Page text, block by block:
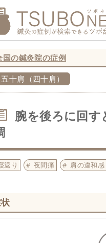
国の鍼灸院の症例
五十肩（四十肩）
腕を後ろに回
返り 夜間痛 肩の違和感